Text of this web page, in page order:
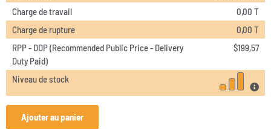
Charge de travail
0,00 T
Charge de rupture
0,00 T
RPP - DDP (Recommended Public Price - Delivery
Duty Paid)
$199,57
Niveau de stock
Ajouter au panier